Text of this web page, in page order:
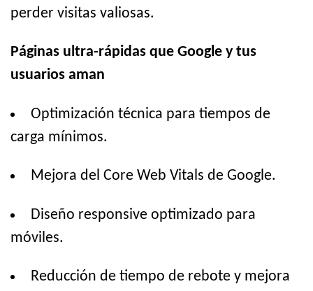
perder visitas valiosas.
Páginas ultra-rápidas que Google y tus
usuarios aman
Optimización técnica para tiempos de
carga mínimos.
Mejora del Core Web Vitals de Google.
Diseño responsive optimizado para
móviles.
Reducción de tiempo de rebote y mejora